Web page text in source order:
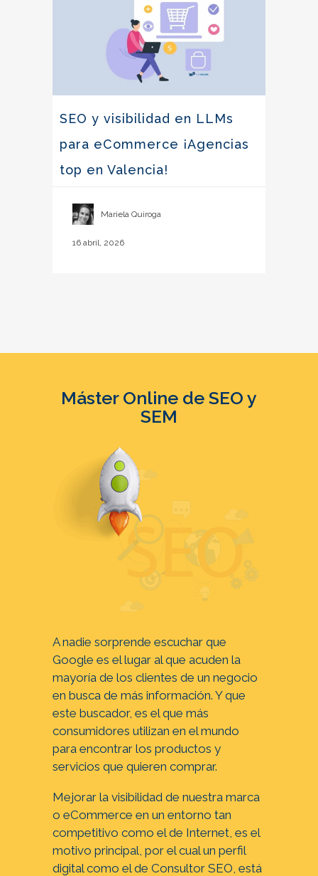
SEO y visibilidad en LLMs
para eCommerce ¡Agencias
top en Valencia!
Mariela Quiroga
16 abril, 2026
Máster Online de SEO y
SEM
A nadie sorprende escuchar que
Google es el lugar al que acuden la
mayoría de los clientes de un negocio
en busca de más información. Y que
este buscador, es el que más
consumidores utilizan en el mundo
para encontrar los productos y
servicios que quieren comprar.
Mejorar la visibilidad de nuestra marca
o eCommerce en un entorno tan
competitivo como el de Internet, es el
motivo principal, por el cual un perfil
digital como el de Consultor SEO, está